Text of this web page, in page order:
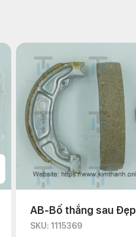
AB-Bố thắng sau Đẹp
SKU: 1115369